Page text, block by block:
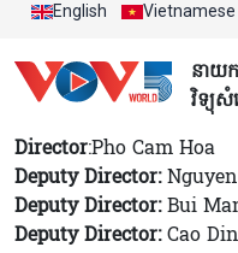
English Vietnamese
នាយក
វិទ្យុ
Director:Pho Cam Hoa
Deputy Director:
Deputy Director:Bui
Deputy Director:Cao